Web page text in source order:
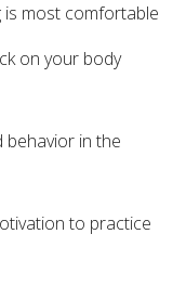
most comfortable
on your body
behavior in the
to practice